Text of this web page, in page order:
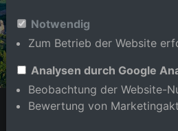
Previous
Notwendig
Zum Betrieb der Website
Analysen durch Google
Beobachtung der Website-
Bewertung von